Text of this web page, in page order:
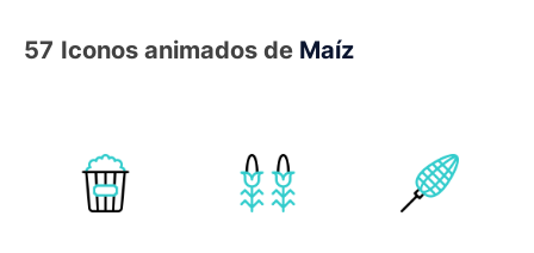
57 Iconos animados de Maíz